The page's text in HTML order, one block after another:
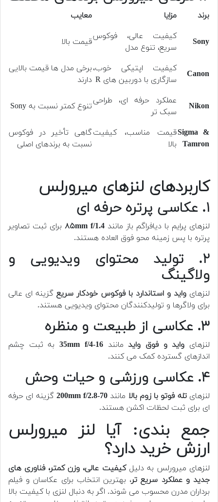
برند مزایا معایب
Sony
کیفیت عالی، فوکوس
سریع، تنوع مدل
قیمت بالا
Canon
کیفیت اپتیکی خوب،
سازگاری با دوربین های R
برخی مدل ها قیمت بالایی
دارند
Nikon
عملکرد حرفه ای، طراحی
سبک تر
تنوع کمتر نسبت به Sony
Sigma &
Tamron
قیمت مناسب، کیفیت
بالا
گاهی تأخیر در فوکوس
نسبت به برندهای اصلی
کاربردهای لنزهای میرورلس
۱. عکاسی پرتره حرفه ای
لنزهای پرایم با دیافراگم باز مانند ۸۵mm f/1.4 برای ثبت تصاویر
پرتره با پس زمینه محو فوق العاده هستند.
۲. تولید محتوای ویدیویی و
ولاگینگ
لنزهایواید و استاندارد با فوکوس خودکار سریعگزینه ای عالی
برای ولاگرها و تولیدکنندگان محتوای ویدیویی هستند.
۳. عکاسی از طبیعت و منظره
لنزهای واید و فوق وایدمانند16-35mm f/4
به ثبت چشم
اندازهای گسترده کمک می کنند.
۴. عکاسی ورزشی و حیات وحش
لنزهایتله فوتو با زوم بالا مانند 70-200mm f/2.8
گزینه ای حرفه
ای برای ثبت لحظات اکشن هستند.
جمع بندی: آیا لنز میرورلس
ارزش خرید دارد؟
لنزهای میرورلس به دلیلکیفیت عالی، وزن کمتر، فناوری های
جدید و عملکرد سریع تر، بهترین انتخاب برای عکاسان و فیلم
برداران مدرن محسوب می شوند. اگر به دنبال لنزی با کیفیت بالا